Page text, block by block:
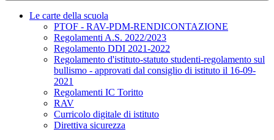
Le carte della scuola
PTOF - RAV-PDM-RENDICONTAZIONE
Regolamenti A.S. 2022/2023
Regolamento DDI 2021-2022
Regolamento d'istituto-statuto studenti-regolamento sul
bullismo - approvati dal consiglio di istituto il 16-09-
2021
Regolamenti IC Toritto
RAV
Curricolo digitale di istituto
Direttiva sicurezza